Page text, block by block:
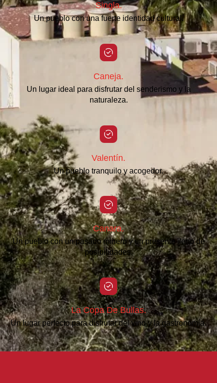
Singla.
Un pueblo con una fuerte identidad cultural.
Caneja.
Un lugar ideal para disfrutar del senderismo y la
naturaleza.
Valentín.
Un pueblo tranquilo y acogedor.
Canara.
Un pueblo con un pasado minero y un presente lleno de
posibilidades.
La Copa De Bullas.
Un lugar perfecto para disfrutar del vino y la gastronomía.